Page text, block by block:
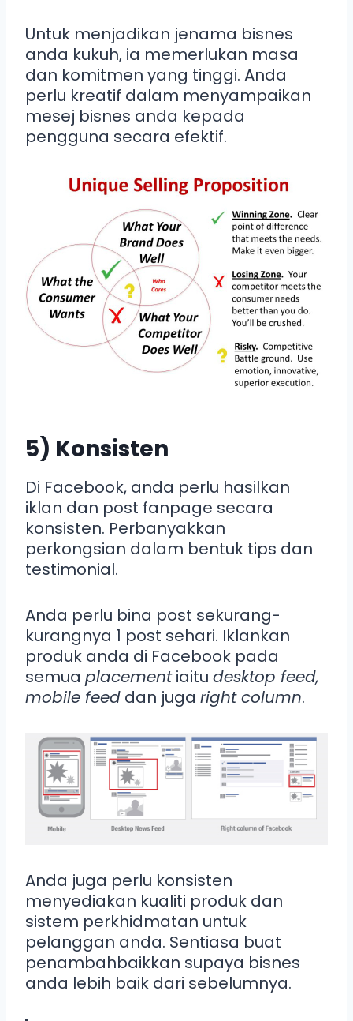
Untuk menjadikan jenama bisnes
anda kukuh, ia memerlukan masa
dan komitmen yang tinggi. Anda
perlu kreatif dalam menyampaikan
mesej bisnes anda kepada
pengguna secara efektif.
5) Konsisten
Di Facebook, anda perlu hasilkan
iklan dan post fanpage secara
konsisten. Perbanyakkan
perkongsian dalam bentuk tips dan
testimonial.
Anda perlu bina post sekurang-
kurangnya 1 post sehari. Iklankan
produk anda di Facebook pada
semua placementiaitu desktop feed,
mobile feed dan juga right column.
Anda juga perlu konsisten
menyediakan kualiti produk dan
sistem perkhidmatan untuk
pelanggan anda. Sentiasa buat
penambahbaikkan supaya bisnes
anda lebih baik dari sebelumnya.